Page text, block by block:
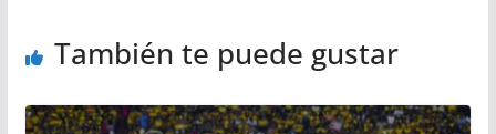
También te puede gustar